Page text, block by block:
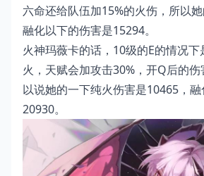
六命还给队伍加15%的火伤，所以
融化以下的伤害是15294。
火神玛薇卡的话，10级的E的情况下
火，天赋会加攻击30%，开Q后的
以说她的一下纯火伤害是10465，
20930。